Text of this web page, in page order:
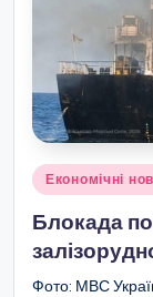
Опубліковано
Економічні
Блокада
Фото: МВС